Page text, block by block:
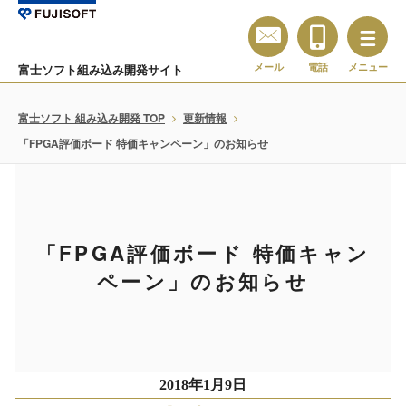
富士ソフト組み込み開発サイト メール 電話 メニュー
富士ソフト 組み込み開発 TOP
更新情報
「FPGA評価ボード 特価キャンペーン」のお知らせ
「FPGA評価ボード 特価キャン
ペーン」のお知らせ
2018年1月9日